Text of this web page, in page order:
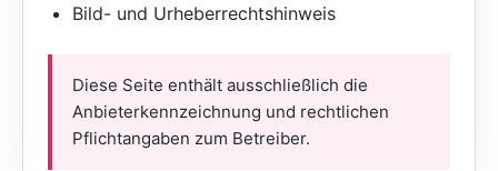
Bild- und Urheberrechtshinweis
Diese Seite enthält ausschließlich die
Anbieterkennzeichnung und rechtlichen
Pflichtangaben zum Betreiber.